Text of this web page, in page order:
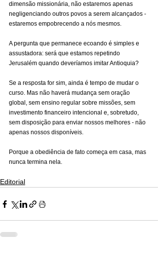
dimensão missionária, não estaremos apenas
negligenciando outros povos a serem alcançados -
estaremos empobrecendo a nós mesmos.
A pergunta que permanece ecoando é simples e
assustadora: será que estamos repetindo
Jerusalém quando deveríamos imitar Antioquia?
Se a resposta for sim, ainda é tempo de mudar o
curso. Mas não haverá mudança sem oração
global, sem ensino regular sobre missões, sem
investimento financeiro intencional e, sobretudo,
sem disposição para enviar nossos melhores - não
apenas nossos disponíveis.
Porque a obediência de fato começa em casa, mas
nunca termina nela.
Editorial